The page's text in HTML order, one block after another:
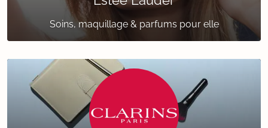
Soins, maquillage & parfums pour elle